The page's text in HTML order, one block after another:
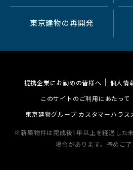
東京建物の再開発
提携企業にお勤めの皆様へ 個人情
このサイトのご利用にあたって
東京建物グループ カスタマーハラス
※新築物件は完成後1年以上を経過した
場合があります。予めご了